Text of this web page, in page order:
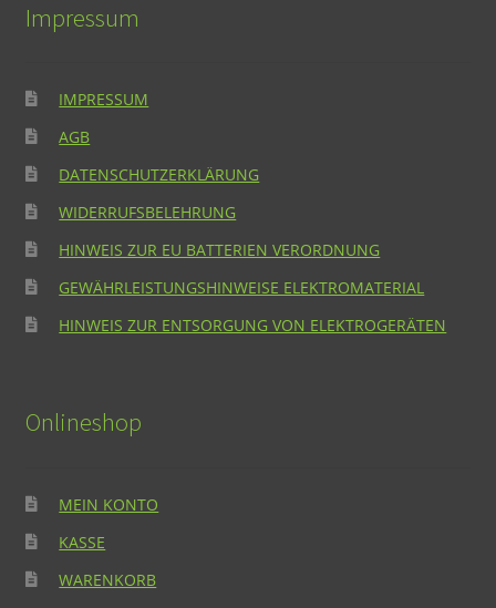
Impressum
IMPRESSUM
AGB
DATENSCHUTZERKLÄRUNG
WIDERRUFSBELEHRUNG
HINWEIS ZUR EU BATTERIEN VERORDNUNG
GEWÄHRLEISTUNGSHINWEISE ELEKTROMATERIAL
HINWEIS ZUR ENTSORGUNG VON ELEKTROGERÄTEN
Onlineshop
MEIN KONTO
KASSE
WARENKORB